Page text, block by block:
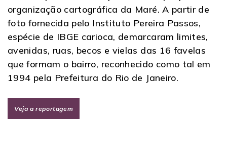
organização cartográfica da Maré. A partir de
foto fornecida pelo Instituto Pereira Passos,
espécie de IBGE carioca, demarcaram limites,
avenidas, ruas, becos e vielas das 16 favelas
que formam o bairro, reconhecido como tal em
1994 pela Prefeitura do Rio de Janeiro.
Veja a reportagem